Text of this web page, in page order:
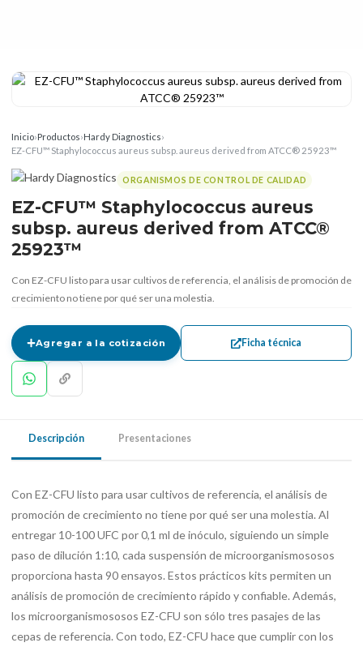
Inicio›Productos›Hardy Diagnostics›
EZ-CFU™ Staphylococcus aureus subsp. aureus derived from ATCC® 25923™
ORGANISMOS DE CONTROL DE CALIDAD
EZ-CFU™ Staphylococcus aureus
subsp. aureus derived from ATCC®
25923™
Con EZ-CFU listo para usar cultivos de referencia, el análisis de promoción de
crecimiento no tiene por qué ser una molestia.
Agregar a la cotización Ficha técnica
Descripción Presentaciones
Con EZ-CFU listo para usar cultivos de referencia, el análisis de
promoción de crecimiento no tiene por qué ser una molestia. Al
entregar 10-100 UFC por 0,1 ml de inóculo, siguiendo un simple
paso de dilución 1:10, cada suspensión de microorganismososos
proporciona hasta 90 ensayos. Estos prácticos kits permiten un
análisis de promoción de crecimiento rápido y confiable. Además,
los microorganismososos EZ-CFU son sólo tres pasajes de las
cepas de referencia. Con todo, EZ-CFU hace que cumplir con los